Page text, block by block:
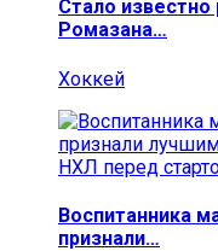
Стало
Ромазана…
Хоккей
Воспитанника
признали…